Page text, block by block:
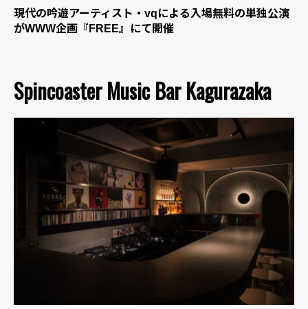
現代の吟遊アーティスト・vqによる入場無料の単独公演
がWWW企画『FREE』にて開催
Spincoaster Music Bar Kagurazaka